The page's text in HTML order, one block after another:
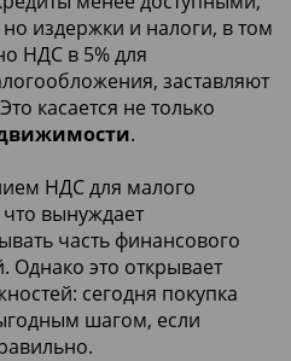
издержки и налоги, в том
НДС в 5% для
заставляют
касается не только
.
НДС для малого
что вынуждает
часть финансового
Однако это открывает
сегодня покупка
шагом, если